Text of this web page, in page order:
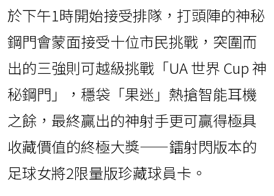
於下午1時開始接受排隊，打頭陣的神秘
鋼門會蒙面接受十位市民挑戰，突圍而
出的三強則可越級挑戰「UA 世界 Cup 神
秘鋼門」，穩袋「果迷」熱搶智能耳機
之餘，最終贏出的神射手更可贏得極具
收藏價值的終極大獎——鐳射閃版本的
足球女將2限量版珍藏球員卡。